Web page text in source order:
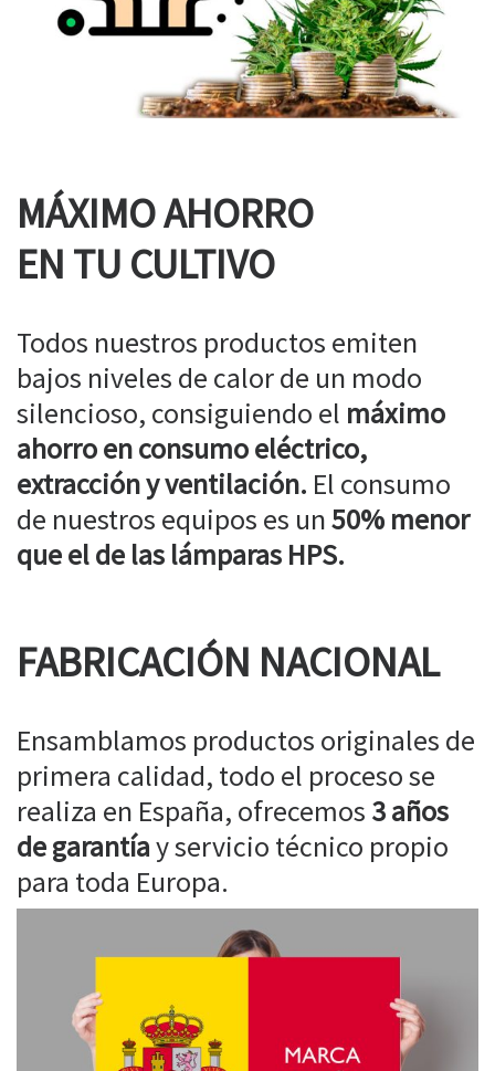
MÁXIMO AHORRO
EN TU CULTIVO
Todos nuestros productos emiten
bajos niveles de calor de un modo
silencioso, consiguiendo el máximo
ahorro en consumo eléctrico,
extracción y ventilación. El consumo
de nuestros equipos es un50% menor
que el de las lámparas HPS.
FABRICACIÓN NACIONAL
Ensamblamos productos originales de
primera calidad, todo el proceso se
realiza en España, ofrecemos 3 años
de garantíay servicio técnico propio
para toda Europa.